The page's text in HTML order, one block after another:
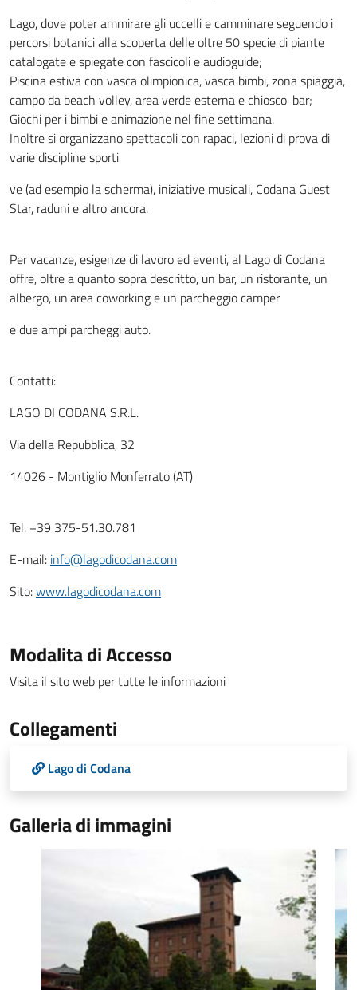
Lago, dove poter ammirare gli uccelli e camminare seguendo i
percorsi botanici alla scoperta delle oltre 50 specie di piante
catalogate e spiegate con fascicoli e audioguide;
Piscina estiva con vasca olimpionica, vasca bimbi, zona spiaggia,
campo da beach volley, area verde esterna e chiosco-bar;
Giochi per i bimbi e animazione nel fine settimana.
Inoltre si organizzano spettacoli con rapaci, lezioni di prova di
varie discipline sporti
ve (ad esempio la scherma), iniziative musicali, Codana Guest
Star, raduni e altro ancora.
Per vacanze, esigenze di lavoro ed eventi, al Lago di Codana
offre, oltre a quanto sopra descritto, un bar, un ristorante, un
albergo, un'area coworking e un parcheggio camper
e due ampi parcheggi auto.
Contatti:
LAGO DI CODANA S.R.L.
Via della Repubblica, 32
14026 - Montiglio Monferrato (AT)
Tel. +39 375-51.30.781
E-mail: info@lagodicodana.com
Sito:www.lagodicodana.com
Modalita di Accesso
Visita il sito web per tutte le informazioni
Collegamenti
Lago di Codana
Galleria di immagini